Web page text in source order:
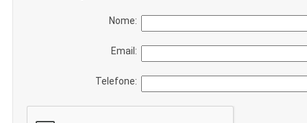
Nome:
Email:
Telefone: